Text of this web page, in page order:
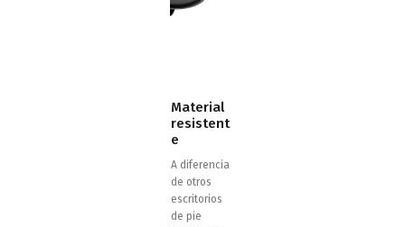
Material
resistent
e
A diferencia
de otros
escritorios
de pie